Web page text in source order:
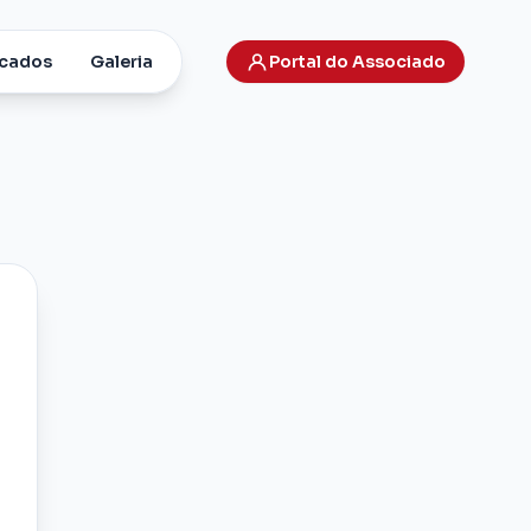
Galeria Portal do Associado